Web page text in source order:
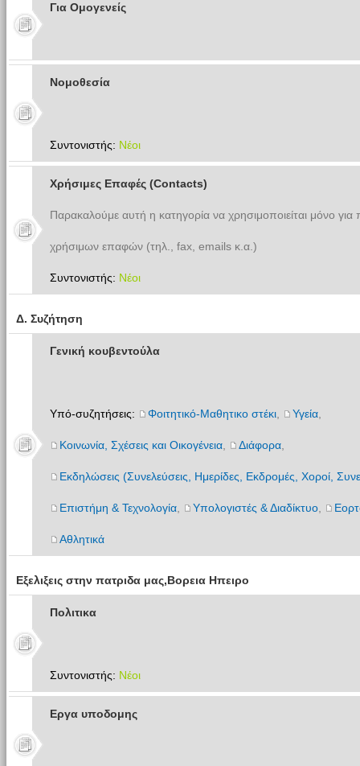
Για Ομογενείς
Νομοθεσία
Συντονιστής: Νέοι
Χρήσιμες Επαφές (Contacts)
Παρακαλούμε αυτή η κατηγορία να χρησιμοποιείται μόνο
χρήσιμων επαφών (τηλ., fax, emails κ.α.)
Συντονιστής: Νέοι
Δ. Συζήτηση
Γενική κουβεντούλα
Υπό-συζητήσεις: Φοιτητικό-Μαθητικο στέκι, Υγεία,
Κοινωνία, Σχέσεις και Οικογένεια, Διάφορα,
Εκδηλώσεις (Συνελεύσεις, Ημερίδες, Εκδρομές, Χοροί,
Επιστήμη & Τεχνολογία, Υπολογιστές & Διαδίκτυο,
Αθλητικά
Εξελιξεις στην πατριδα μας,Βορεια Ηπειρο
Πολιτικα
Συντονιστής: Νέοι
Εργα υποδομης